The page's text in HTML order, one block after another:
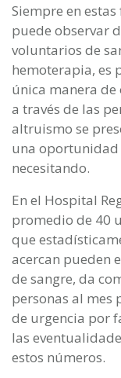
Siempre en
puede observar
voluntarios de
hemoterapia, es
única manera de
a través de las
altruismo se
una oportunidad
necesitando.
En el Hospital
promedio de 40
que
acercan pueden
de sangre, da
personas al mes
de urgencia por
las
estos números.